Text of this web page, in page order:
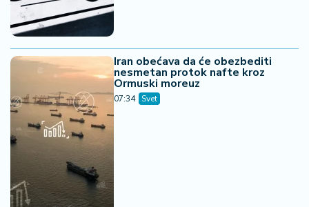
Iran obećava da će obezbediti
nesmetan protok nafte kroz
Ormuski moreuz
07:34 Svet